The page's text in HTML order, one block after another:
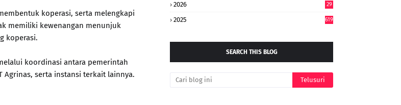
koperasi, serta melengkapi
memiliki kewenangan menunjuk
koperasi.
koordinasi antara pemerintah
Agrinas, serta instansi terkait lainnya.
2026
29
2025 619
SEARCH THIS BLOG